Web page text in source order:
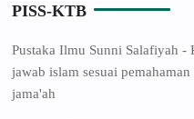
PISS-KTB
Pustaka Ilmu Sunni Salafiyah
jawab islam sesuai
jama'ah